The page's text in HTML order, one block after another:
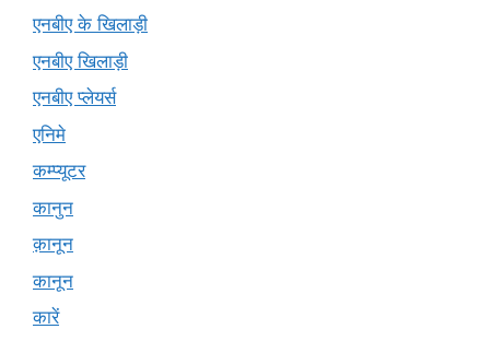
एनबीए के खिलाड़ी
एनबीए खिलाड़ी
एनबीए प्लेयर्स
एनिमे
कम्प्यूटर
कानुन
क़ानून
कानून
कारें